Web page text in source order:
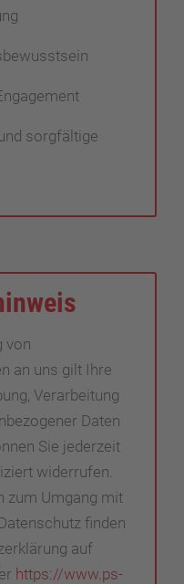
sorgfältige
von
an uns gilt Ihre
Verarbeitung
Daten
Sie jederzeit
widerrufen.
zum Umgang mit
finden
auf
https://www.ps-